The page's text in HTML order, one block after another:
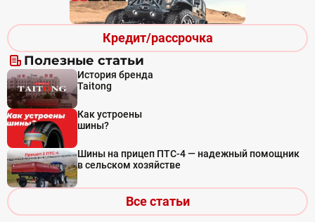
Кредит/рассрочка
Полезные статьи
История бренда
Taitong
Как устроены
шины?
Шины на прицеп ПТС-4 — надежный помощник
в сельском хозяйстве
Все статьи